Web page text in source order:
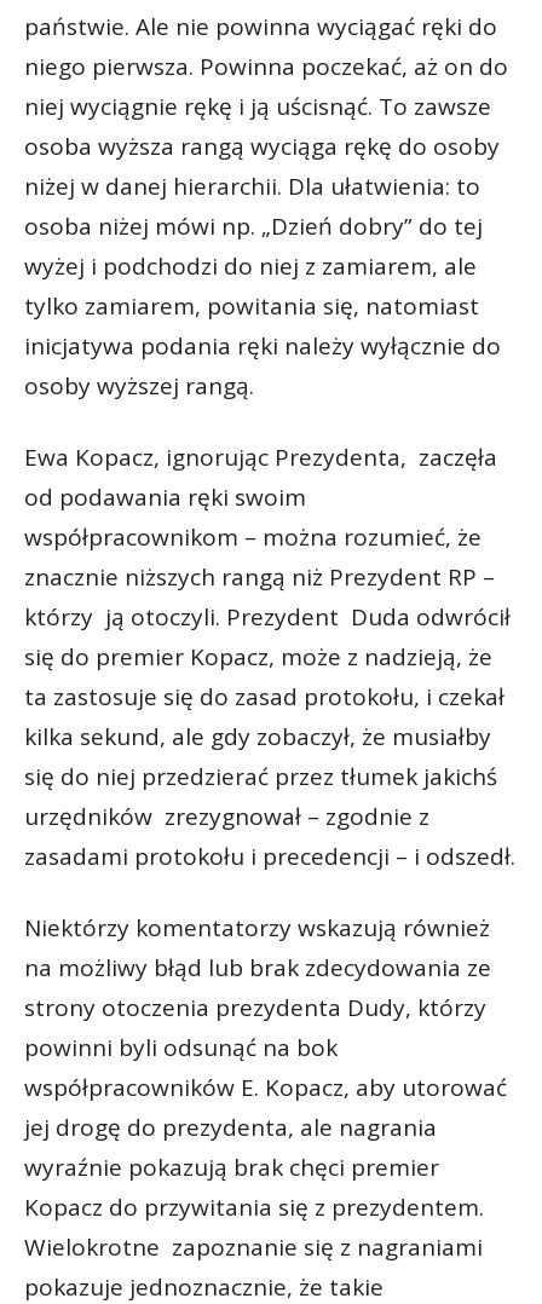
państwie. Ale nie powinna wyciągać ręki do
niego pierwsza. Powinna poczekać, aż on do
niej wyciągnie rękę i ją uścisnąć. To zawsze
osoba wyższa rangą wyciąga rękę do osoby
niżej w danej hierarchii. Dla ułatwienia: to
osoba niżej mówi np. „Dzień dobry” do tej
wyżej i podchodzi do niej z zamiarem, ale
tylko zamiarem, powitania się, natomiast
inicjatywa podania ręki należy wyłącznie do
osoby wyższej rangą.
Ewa Kopacz, ignorując Prezydenta, zaczęła
od podawania ręki swoim
współpracownikom – można rozumieć, że
znacznie niższych rangą niż Prezydent RP –
którzy ją otoczyli. Prezydent Duda odwrócił
się do premier Kopacz, może z nadzieją, że
ta zastosuje się do zasad protokołu, i czekał
kilka sekund, ale gdy zobaczył, że musiałby
się do niej przedzierać przez tłumek jakichś
urzędników zrezygnował – zgodnie z
zasadami protokołu i precedencji – i odszedł.
Niektórzy komentatorzy wskazują również
na możliwy błąd lub brak zdecydowania ze
strony otoczenia prezydenta Dudy, którzy
powinni byli odsunąć na bok
współpracowników E. Kopacz, aby utorować
jej drogę do prezydenta, ale nagrania
wyraźnie pokazują brak chęci premier
Kopacz do przywitania się z prezydentem.
Wielokrotne zapoznanie się z nagraniami
pokazuje jednoznacznie, że takie